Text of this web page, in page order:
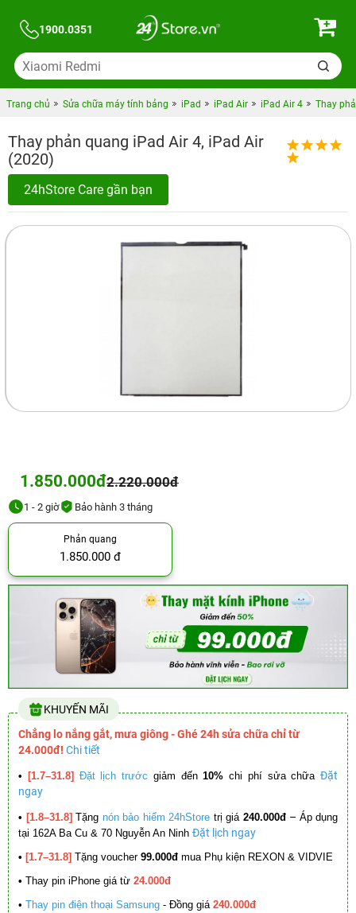
1900.0351
Trang chủ Sửa chữa máy tính bảng iPad iPad Air iPad Air 4 Thay
Thay phản quang iPad Air 4, iPad Air
(2020)
24hStore Care gần bạn
1.850.000đ2.220.000đ
1 - 2 giờ Bảo hành 3 tháng
Phản quang
1.850.000 đ
KHUYẾN MÃI
Chẳng lo nắng gắt, mưa giông - Ghé 24h sửa chữa chỉ từ
24.000đ! Chi tiết
• [1.7–31.8] Đặt lịch trước giảm đến10% chi phí sửa chữa Đặt
ngay
• [1.8–31.8] Tặng nón bảo hiểm 24hStore trị giá 240.000đ – Áp dụng
tại 162A Ba Cu & 70 Nguyễn An Ninh Đặt lịch ngay
• [1.7–31.8] Tặng voucher 99.000đ mua Phụ kiện REXON & VIDVIE
• Thay pin iPhone giá từ 24.000đ
• Thay pin điện thoại Samsung - Đồng giá 240.000đ